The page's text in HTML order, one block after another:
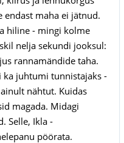
endast maha ei jätnud.
hiline - mingi kolme
nelja sekundi jooksul:
rannamändide taha.
juhtumi tunnistajaks -
nähtut. Kuidas
magada. Midagi
Selle, Ikla -
pöörata.